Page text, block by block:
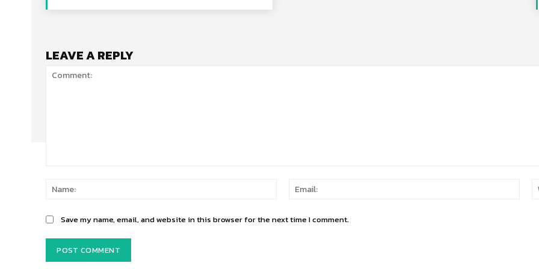
LEAVE A REPLY
Name:
Save my name, email, and website in this browser for the next time I comment.